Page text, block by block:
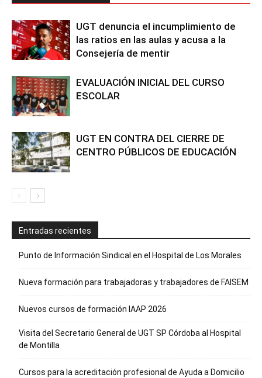
UGT denuncia el incumplimiento de
las ratios en las aulas y acusa a la
Consejería de mentir
EVALUACIÓN INICIAL DEL CURSO
ESCOLAR
UGT EN CONTRA DEL CIERRE DE
CENTRO PÚBLICOS DE EDUCACIÓN
Entradas recientes
Punto de Información Sindical en el Hospital de Los Morales
Nueva formación para trabajadoras y trabajadores de FAISEM
Nuevos cursos de formación IAAP 2026
Visita del Secretario General de UGT SP Córdoba al Hospital
de Montilla
Cursos para la acreditación profesional de Ayuda a Domicilio